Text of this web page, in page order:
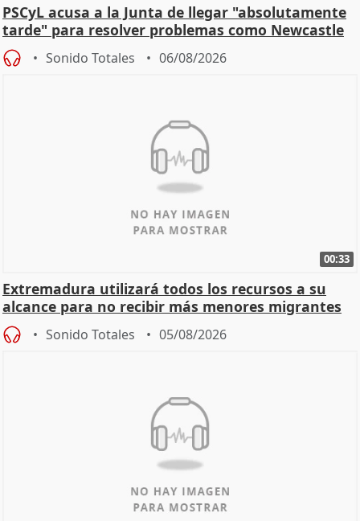
PSCyL acusa a la Junta de llegar "absolutamente
tarde" para resolver problemas como Newcastle
Sonido Totales 06/08/2026
00:33
Extremadura utilizará todos los recursos a su
alcance para no recibir más menores migrantes
Sonido Totales 05/08/2026